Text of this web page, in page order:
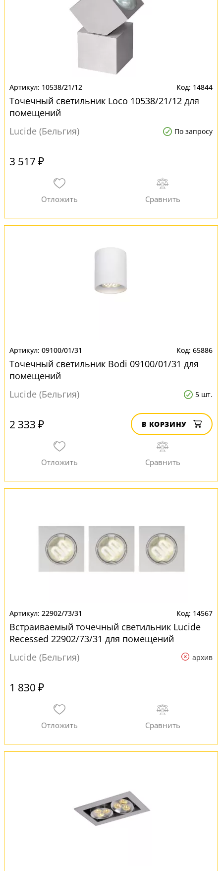
10538/21/12 14844
Точечный светильник Loco 10538/21/12 для
помещений
Lucide (Бельгия)
По запросу
3 517 ₽
09100/01/31 65886
Точечный светильник Bodi 09100/01/31 для
помещений
Lucide (Бельгия)
5 шт.
2 333 ₽ В КОРЗИНУ
22902/73/31 14567
Встраиваемый точечный светильник Lucide
Recessed 22902/73/31 для помещений
Lucide (Бельгия)
архив
1 830 ₽